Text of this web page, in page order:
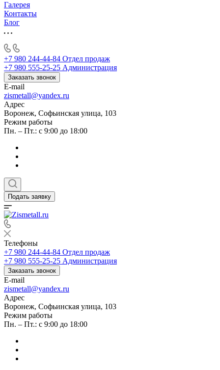
Галерея
Контакты
Блог
+7 980 244-44-84 Отдел продаж
+7 980 555-25-25 Администрация
Заказать звонок
E-mail
zismetall@yandex.ru
Адрес
Воронеж, Софьинская улица, 103
Режим работы
Пн. – Пт.: с 9:00 до 18:00
Подать заявку
Телефоны
+7 980 244-44-84 Отдел продаж
+7 980 555-25-25 Администрация
Заказать звонок
E-mail
zismetall@yandex.ru
Адрес
Воронеж, Софьинская улица, 103
Режим работы
Пн. – Пт.: с 9:00 до 18:00